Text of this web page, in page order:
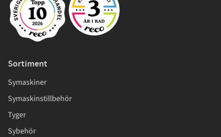
Sortiment
Symaskiner
Symaskinstillbehör
Tyger
Sybehör